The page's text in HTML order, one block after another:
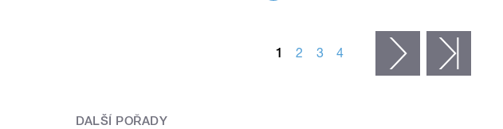
1 2 3 4 následující ›
DALŠÍ POŘADY